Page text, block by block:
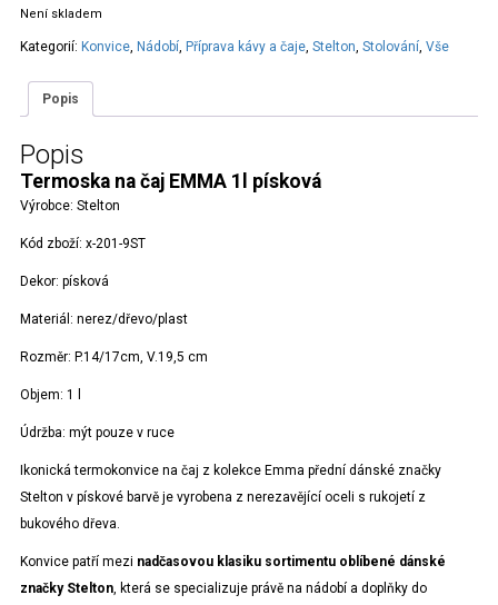
Není skladem
Kategorií: Konvice, Nádobí, Příprava kávy a čaje, Stelton, Stolování, Vše
Popis
Popis
Termoska na čaj EMMA 1l písková
Výrobce: Stelton
Kód zboží: x-201-9ST
Dekor: písková
Materiál: nerez/dřevo/plast
Rozměr: P.14/17cm, V.19,5 cm
Objem: 1 l
Údržba: mýt pouze v ruce
Ikonická termokonvice na čaj z kolekce Emma přední dánské značky
Stelton v pískové barvě je vyrobena z nerezavějící oceli s rukojetí z
bukového dřeva.
Konvice patří mezi nadčasovou klasiku sortimentu oblíbené dánské
značky Stelton, která se specializuje právě na nádobí a doplňky do